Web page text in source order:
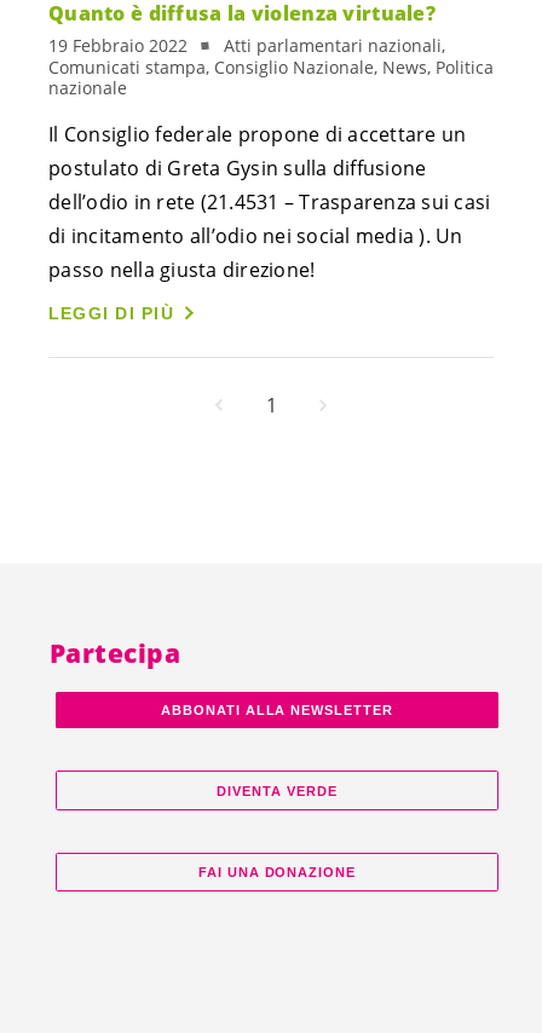
Quanto è diffusa la violenza virtuale?
19 Febbraio 2022
Atti parlamentari nazionali,
Comunicati stampa, Consiglio Nazionale, News, Politica
nazionale
Il Consiglio federale propone di accettare un
postulato di Greta Gysin sulla diffusione
dell’odio in rete (21.4531 – Trasparenza sui casi
di incitamento all’odio nei social media ). Un
passo nella giusta direzione!
LEGGI DI PIÙ
1
Partecipa
ABBONATI ALLA NEWSLETTER
DIVENTA VERDE
FAI UNA DONAZIONE